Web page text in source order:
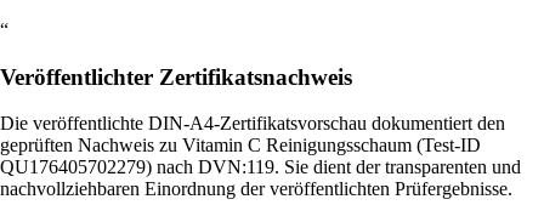
“
Veröffentlichter Zertifikatsnachweis
Die veröffentlichte DIN-A4-Zertifikatsvorschau dokumentiert den
geprüften Nachweis zu Vitamin C Reinigungsschaum (Test-ID
QU176405702279) nach DVN:119. Sie dient der transparenten und
nachvollziehbaren Einordnung der veröffentlichten Prüfergebnisse.